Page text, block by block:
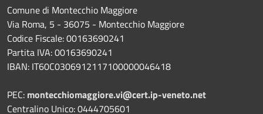
Comune di Montecchio Maggiore
Via Roma, 5 - 36075 - Montecchio Maggiore
Codice Fiscale: 00163690241
Partita IVA: 00163690241
IBAN: IT60C0306912117100000046418
PEC: montecchiomaggiore.vi@cert.ip-veneto.net
Centralino Unico: 0444705601